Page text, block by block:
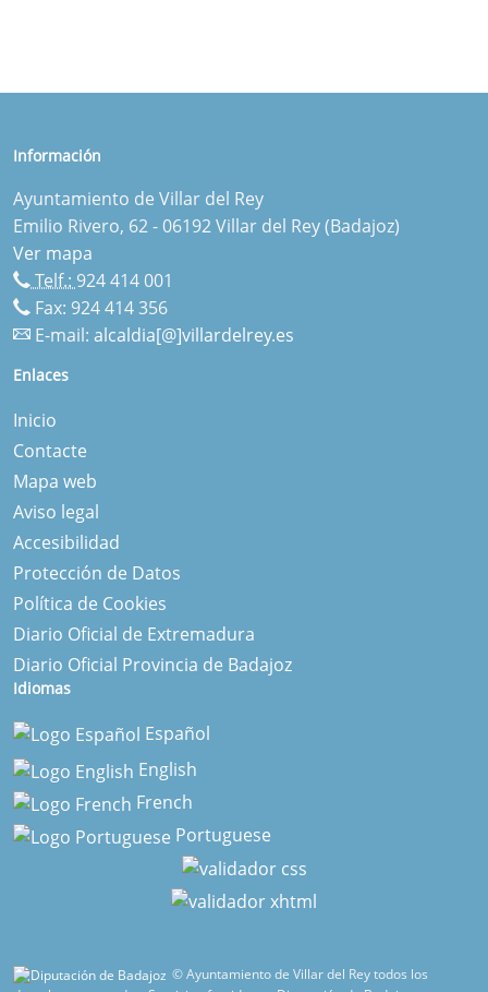
Información
Ayuntamiento de Villar del Rey
Emilio Rivero, 62 - 06192 Villar del Rey (Badajoz)
Ver mapa
Telf.: 924 414 001
Fax: 924 414 356
E-mail: alcaldia[@]villardelrey.es
Enlaces
Inicio
Contacte
Mapa web
Aviso legal
Accesibilidad
Protección de Datos
Política de Cookies
Diario Oficial de Extremadura
Diario Oficial Provincia de Badajoz
Idiomas
Español
English
French
Portuguese
© Ayuntamiento de Villar del Rey todos los